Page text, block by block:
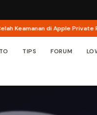
di Apple Private Relay
TIPS FORUM